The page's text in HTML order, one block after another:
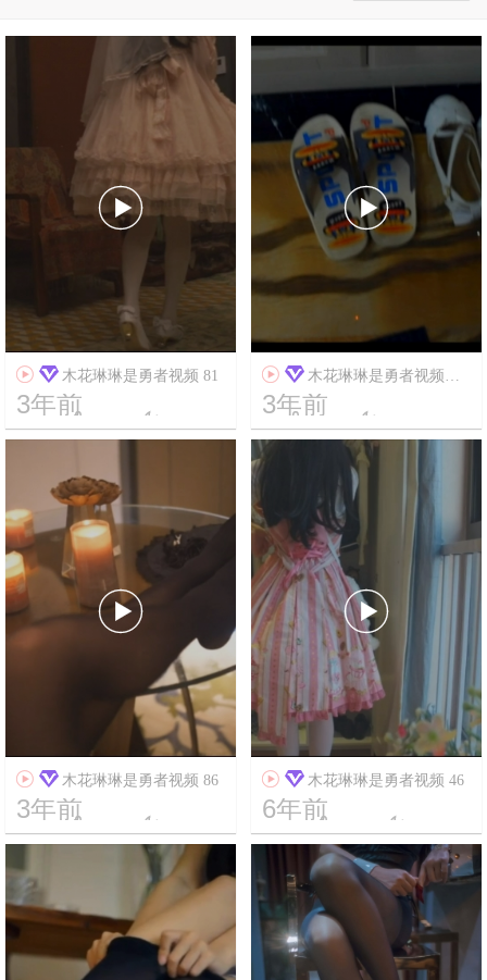

 木花琳琳是勇者视频 81
3年前
16 6319


木花琳琳是勇者视频
111
3年前
17 267449

 木花琳琳是勇者视频 86
3年前
13 8448

 木花琳琳是勇者视频 46
6年前
10 7189